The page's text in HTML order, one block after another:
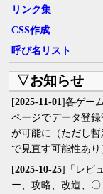
リンク集
CSS作成
呼び名リスト
▽お知らせ
[2025-11-01]各ゲー
ページでデータ登録
が可能に（ただし暫
で見直す可能性あり
[2025-10-25]「レビュ
ー、攻略、改造、〇